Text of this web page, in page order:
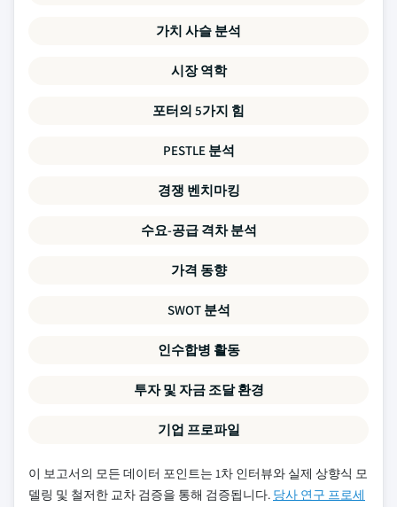
가치 사슬 분석
시장 역학
포터의 5가지 힘
PESTLE 분석
경쟁 벤치마킹
수요-공급 격차 분석
가격 동향
SWOT 분석
인수합병 활동
투자 및 자금 조달 환경
기업 프로파일
이 보고서의 모든 데이터 포인트는 1차 인터뷰와 실제 상향식 모
델링 및 철저한 교차 검증을 통해 검증됩니다. 당사 연구 프로세